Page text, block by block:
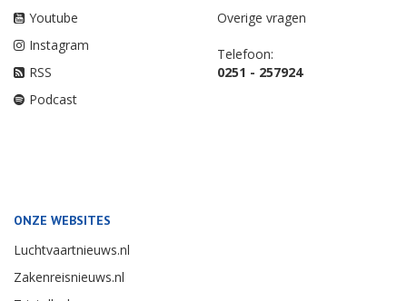
Youtube
Instagram
RSS
Podcast
Overige vragen
Telefoon:
0251 - 257924
ONZE WEBSITES
Luchtvaartnieuws.nl
Zakenreisnieuws.nl